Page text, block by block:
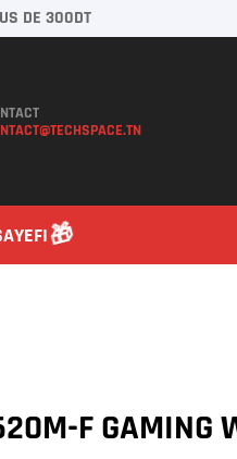
DE 300DT
F GAMING